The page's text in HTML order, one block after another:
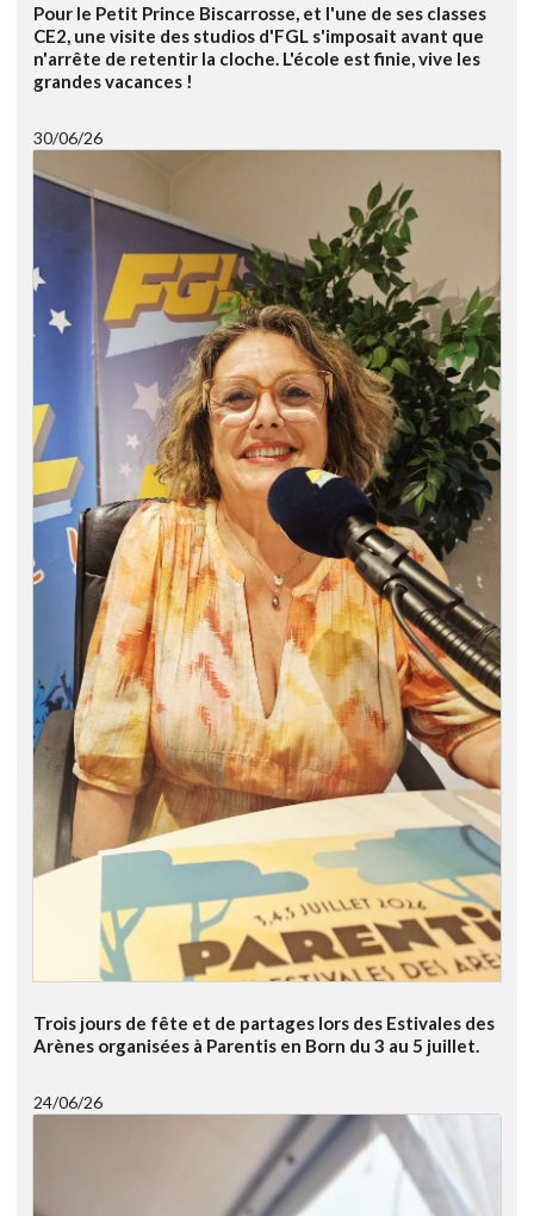
Pour le Petit Prince Biscarrosse, et l'une de ses classes
CE2, une visite des studios d'FGL s'imposait avant que
n'arrête de retentir la cloche. L'école est finie, vive les
grandes vacances !
30/06/26
Trois jours de fête et de partages lors des Estivales des
Arènes organisées à Parentis en Born du 3 au 5 juillet.
24/06/26